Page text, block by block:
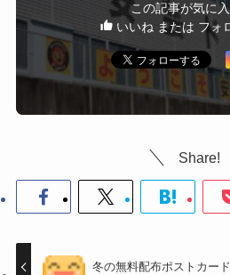
この記事が気に
いいね または フォ
Share!
冬の無料配布ポストカード